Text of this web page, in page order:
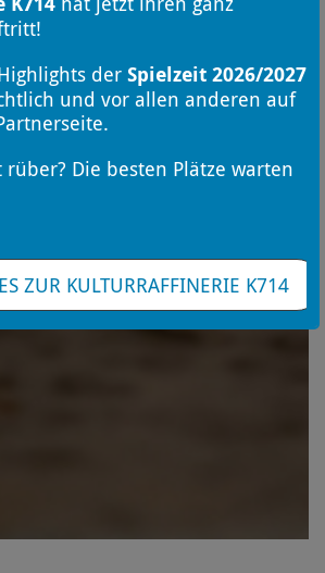
der Spielzeit 2026/2027
und vor allen anderen auf
rüber? Die besten Plätze warten
ZUR KULTURRAFFINERIE K714